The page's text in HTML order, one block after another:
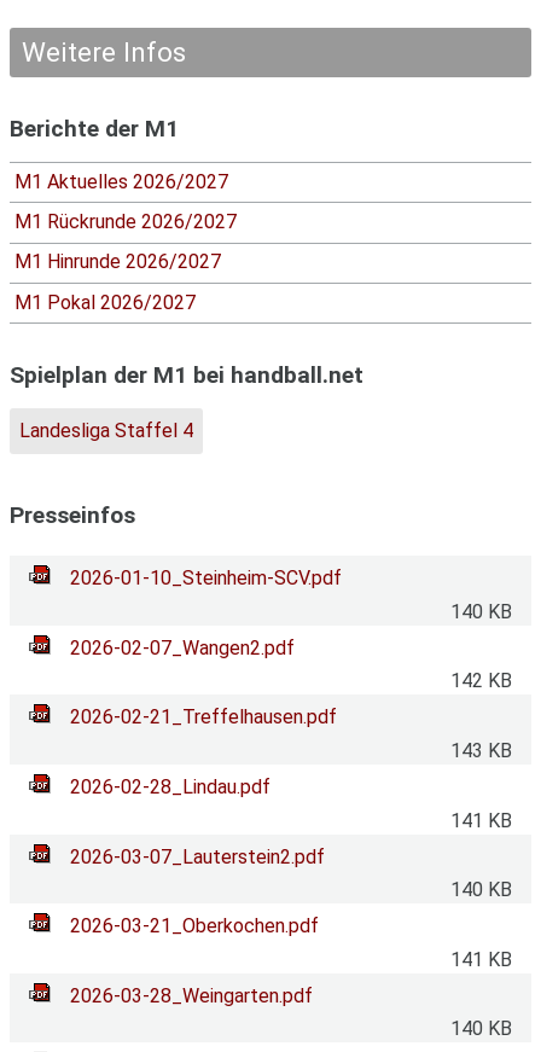
Weitere Infos
Berichte der M1
M1 Aktuelles 2026/2027
M1 Rückrunde 2026/2027
M1 Hinrunde 2026/2027
M1 Pokal 2026/2027
Spielplan der M1 bei handball.net
Landesliga Staffel 4
Presseinfos
2026-01-10_Steinheim-SCV.pdf
140 KB
2026-02-07_Wangen2.pdf
142 KB
2026-02-21_Treffelhausen.pdf
143 KB
2026-02-28_Lindau.pdf
141 KB
2026-03-07_Lauterstein2.pdf
140 KB
2026-03-21_Oberkochen.pdf
141 KB
2026-03-28_Weingarten.pdf
140 KB